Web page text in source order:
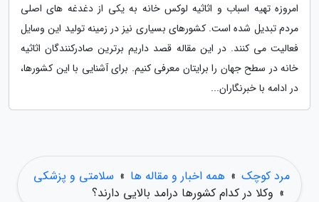
امروزه تهیه اسباب و اثاثیه لوکس خانه به یکی از دغدغه های اصلی
مردم تبدیل شده است. کشورهای بسیاری نیز در زمینه تولید این وسایل
فعالیت می کنند. در این مقاله قصد داریم برترین صادرکنندگان اثاثیه
خانه در سطح جهان را برایتان معرفی کنیم. برای آشنایی با این کشورها،
در ادامه با خبرنگاران...
مرد کوچک » همه اخبار و مقاله ها » سلامتی و پزشکی
» وکلا در کدام کشورها درامد بالایی دارند؟